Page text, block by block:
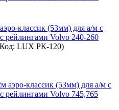
классик (53мм) для а/м с
рейлингами Volvo 240-260
LUX РК-120)